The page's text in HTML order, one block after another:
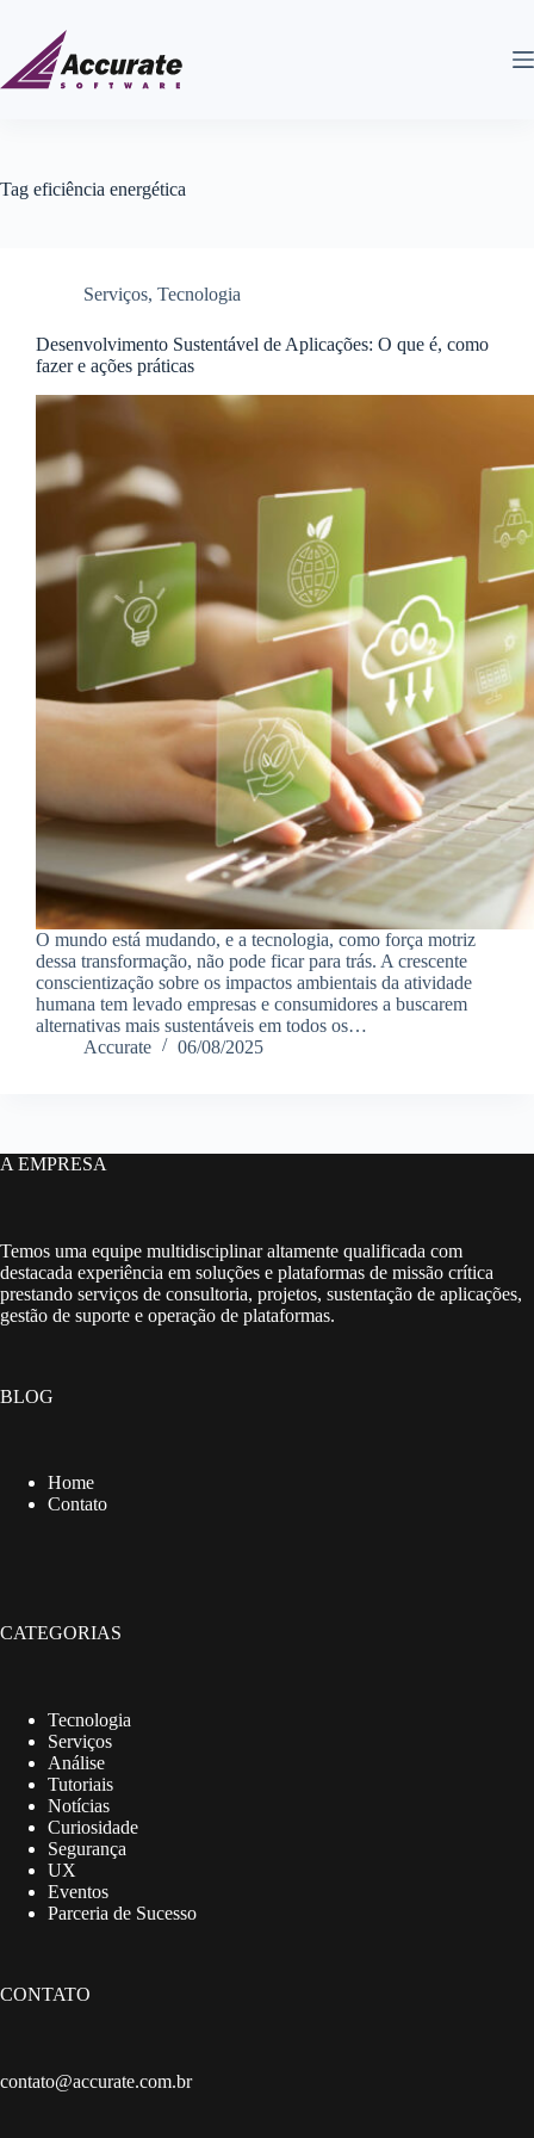
Tag eficiência energética
Serviços, Tecnologia
Desenvolvimento Sustentável de Aplicações: O que é, como
fazer e ações práticas
O mundo está mudando, e a tecnologia, como força motriz
dessa transformação, não pode ficar para trás. A crescente
conscientização sobre os impactos ambientais da atividade
humana tem levado empresas e consumidores a buscarem
alternativas mais sustentáveis em todos os…
Accurate
06/08/2025
A EMPRESA
Temos uma equipe multidisciplinar altamente qualificada com
destacada experiência em soluções e plataformas de missão crítica
prestando serviços de consultoria, projetos, sustentação de aplicações,
gestão de suporte e operação de plataformas.
BLOG
Home
Contato
CATEGORIAS
Tecnologia
Serviços
Análise
Tutoriais
Notícias
Curiosidade
Segurança
UX
Eventos
Parceria de Sucesso
CONTATO
contato@accurate.com.br